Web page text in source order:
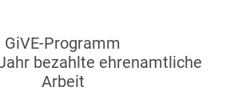
GiVE-Programm
bezahlte ehrenamtliche
Arbeit